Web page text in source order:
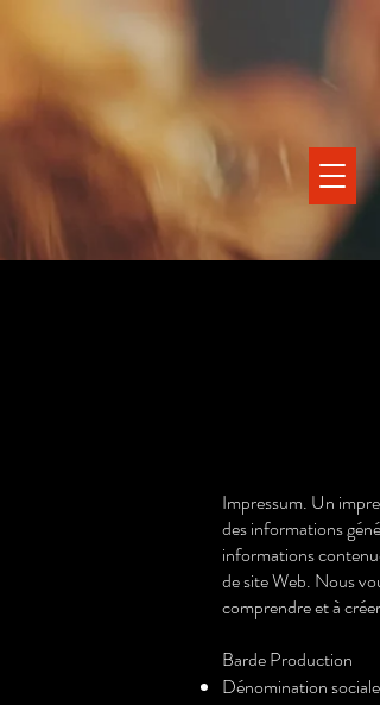
Impressum. Un
des informations
informations
de site Web. Nous
comprendre et à
Barde Production
Dénomination sociale